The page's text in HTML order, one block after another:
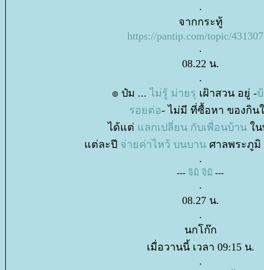
.
จากกระทู้
https://pantip.com/topic/
.
08.22 น.
.
๏ ป๋ม ... ไม่รู้ ม่ายรุ เฝ้าสวน อยู่ -
รอยต่อ- ไม่มี ที่ซื้อหา ของกิน
ได้แต่ ลกเปลี่ยน กับเพื่อนบ้าน น
ต่ละปี จ่ายค่าไหว้ บนบานศาลพระภู
.
--- จิมิ จิมิ ---
.
08.27 น.
.
นกโก๊ก
เมื่อวานนี้ เวลา 09:15 น.
.